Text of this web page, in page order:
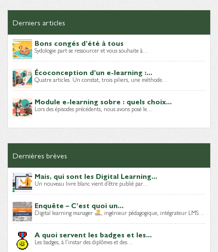
Derniers articles
Bons congés d’été à tous
Sydologie part se ressourcer et vous souhaite à…
Écoconception d’un e-learning :...
Quatre articles. Un constat, trois piliers, une méthode…
Module e-learning sobre : quels choix...
Lors des épisodes précédents, nous avons posé le…
Dernières brèves
Mais, qui sont les Digital Learning...
Un nouveau livre blanc vient d’être publié par…
Enquête – C’est quoi un...
Digital learning manager , ingénieur pédagogique, intégrateur LMS…
A quoi servent les badges et les...
Les badges, à l’instar des diplômes et des…